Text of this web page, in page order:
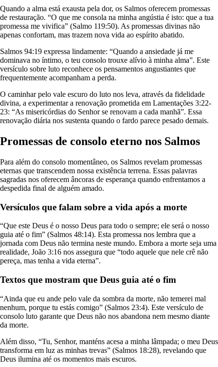
Quando a alma está exausta pela dor, os Salmos oferecem promessas
de restauração. “O que me consola na minha angústia é isto: que a tua
promessa me vivifica” (Salmo 119:50). As promessas divinas não
apenas confortam, mas trazem nova vida ao espírito abatido.
Salmos 94:19 expressa lindamente: “Quando a ansiedade já me
dominava no íntimo, o teu consolo trouxe alívio à minha alma”. Este
versículo sobre luto reconhece os pensamentos angustiantes que
frequentemente acompanham a perda.
O caminhar pelo vale escuro do luto nos leva, através da fidelidade
divina, a experimentar a renovação prometida em Lamentações 3:22-
23: “As misericórdias do Senhor se renovam a cada manhã”. Essa
renovação diária nos sustenta quando o fardo parece pesado demais.
Promessas de consolo eterno nos Salmos
Para além do consolo momentâneo, os Salmos revelam promessas
eternas que transcendem nossa existência terrena. Essas palavras
sagradas nos oferecem âncoras de esperança quando enfrentamos a
despedida final de alguém amado.
Versículos que falam sobre a vida após a morte
“Que este Deus é o nosso Deus para todo o sempre; ele será o nosso
guia até o fim” (Salmos 48:14). Esta promessa nos lembra que a
jornada com Deus não termina neste mundo. Embora a morte seja uma
realidade, João 3:16 nos assegura que “todo aquele que nele crê não
pereça, mas tenha a vida eterna”.
Textos que mostram que Deus guia até o fim
“Ainda que eu ande pelo vale da sombra da morte, não temerei mal
nenhum, porque tu estás comigo” (Salmos 23:4). Este versículo de
consolo luto garante que Deus não nos abandona nem mesmo diante
da morte.
Além disso, “Tu, Senhor, manténs acesa a minha lâmpada; o meu Deus
transforma em luz as minhas trevas” (Salmos 18:28), revelando que
Deus ilumina até os momentos mais escuros.